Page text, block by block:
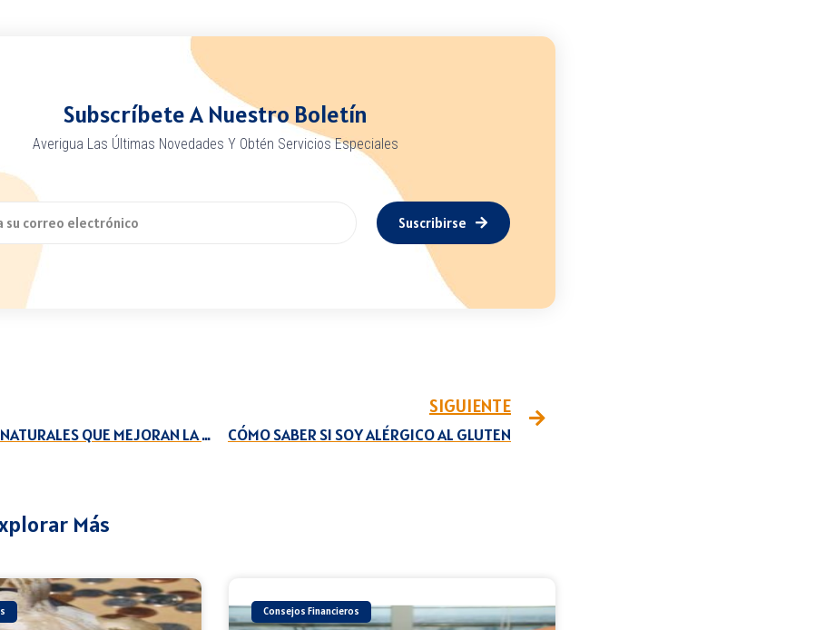
Subscríbete A Nuestro Boletín
Averigua Las Últimas Novedades Y Obtén Servicios Especiales
Suscribirse
ALIMENTOS NATURALES QUE MEJORAN LA VISIÓN
SIGUIENTE
CÓMO SABER SI SOY ALÉRGICO AL GLUTEN
Más
Consejos Financieros